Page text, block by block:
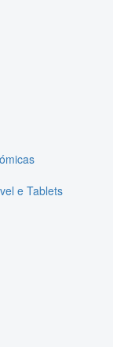
e Tablets